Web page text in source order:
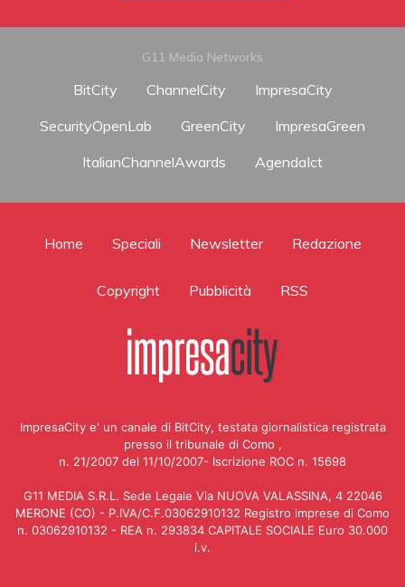
G11 Media Networks
BitCity ChannelCity
ImpresaCity
SecurityOpenLab
GreenCity
ImpresaGreen
ItalianChannelAwards
AgendaIct
Home Speciali Newsletter Redazione
Copyright Pubblicità RSS
ImpresaCity e' un canale di BitCity, testata giornalistica registrata
presso il tribunale di Como ,
n. 21/2007 del 11/10/2007- Iscrizione ROC n. 15698
G11 MEDIA S.R.L. Sede Legale Via NUOVA VALASSINA, 4 22046
MERONE (CO) - P.IVA/C.F.03062910132 Registro imprese di Como
n. 03062910132 - REA n. 293834 CAPITALE SOCIALE Euro 30.000
i.v.